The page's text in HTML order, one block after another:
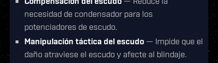
necesidad de condensador para los
potenciadores de escudo.
Manipulación táctica del escudo — Impide que el
daño atraviese el escudo y afecte al blindaje.